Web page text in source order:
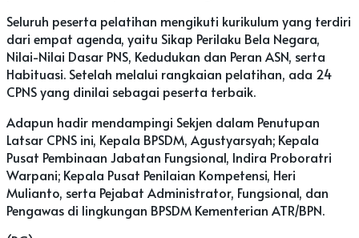
Seluruh peserta pelatihan mengikuti kurikulum yang terdiri
dari empat agenda, yaitu Sikap Perilaku Bela Negara,
Nilai-Nilai Dasar PNS, Kedudukan dan Peran ASN, serta
Habituasi. Setelah melalui rangkaian pelatihan, ada 24
CPNS yang dinilai sebagai peserta terbaik.
Adapun hadir mendampingi Sekjen dalam Penutupan
Latsar CPNS ini, Kepala BPSDM, Agustyarsyah; Kepala
Pusat Pembinaan Jabatan Fungsional, Indira Proboratri
Warpani; Kepala Pusat Penilaian Kompetensi, Heri
Mulianto, serta Pejabat Administrator, Fungsional, dan
Pengawas di lingkungan BPSDM Kementerian ATR/BPN.